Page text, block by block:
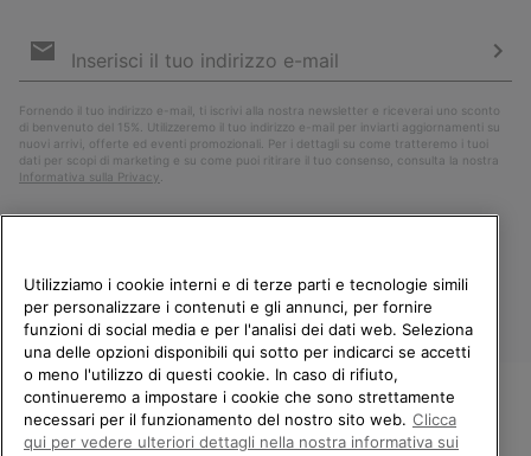
e-
Fornendo il tuo indirizzo e-mail, ti iscrivi alla nostra newsletter e riceverai uno sconto
di benvenuto del 15%. Utilizzeremo il tuo indirizzo e-mail per inviarti aggiornamenti su
nuovi arrivi, offerte ed eventi promozionali. Per i dettagli su come tratteremo i tuoi
dati per scopi di marketing e su come puoi ritirare il tuo consenso, consulta la nostra
Informativa sulla Privacy
Italia
©2026Columbia Sportswear Company. Avenue des Morgines, 12 1213
BENVENUTO/A IN SOREL.
Utilizziamo i cookie interni e di terze parti e tecnologie simili
per personalizzare i contenuti e gli annunci, per fornire
funzioni di social media e per l'analisi dei dati web. Seleziona
una delle opzioni disponibili qui sotto per indicarci se accetti
o meno l'utilizzo di questi cookie. In caso di rifiuto,
continueremo a impostare i cookie che sono strettamente
necessari per il funzionamento del nostro sito web. Clicca
qui per vedere ulteriori dettagli nella nostra informativa sui